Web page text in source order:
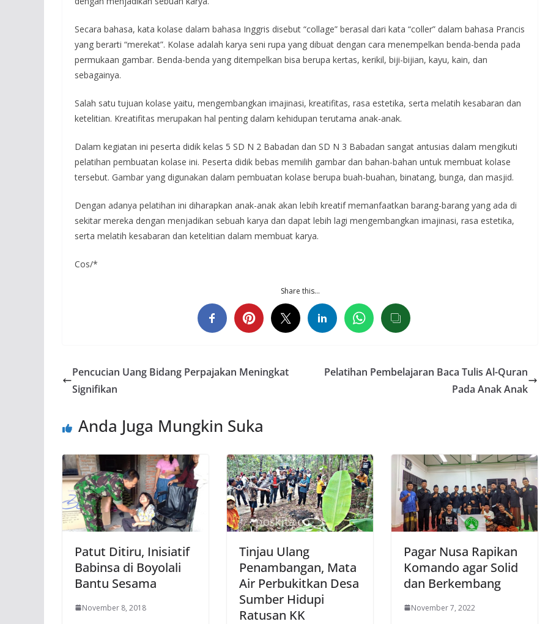
Secara bahasa, kata kolase dalam bahasa Inggris disebut “collage” berasal dari kata “coller” dalam bahasa Prancis
yang berarti “merekat”. Kolase adalah karya seni rupa yang dibuat dengan cara menempelkan benda-benda pada
permukaan gambar. Benda-benda yang ditempelkan bisa berupa kertas, kerikil, biji-bijian, kayu, kain, dan
sebagainya.
Salah satu tujuan kolase yaitu, mengembangkan imajinasi, kreatifitas, rasa estetika, serta melatih kesabaran dan
ketelitian. Kreatifitas merupakan hal penting dalam kehidupan terutama anak-anak.
Dalam kegiatan ini peserta didik kelas 5 SD N 2 Babadan dan SD N 3 Babadan sangat antusias dalam mengikuti
pelatihan pembuatan kolase ini. Peserta didik bebas memilih gambar dan bahan-bahan untuk membuat kolase
tersebut. Gambar yang digunakan dalam pembuatan kolase berupa buah-buahan, binatang, bunga, dan masjid.
Dengan adanya pelatihan ini diharapkan anak-anak akan lebih kreatif memanfaatkan barang-barang yang ada di
sekitar mereka dengan menjadikan sebuah karya dan dapat lebih lagi mengembangkan imajinasi, rasa estetika,
serta melatih kesabaran dan ketelitian dalam membuat karya.
Cos/*
Share this…
Pencucian Uang Bidang Perpajakan Meningkat
Signifikan
Pelatihan Pembelajaran Baca Tulis Al-Quran
Pada Anak Anak
Anda Juga Mungkin Suka
Patut Ditiru, Inisiatif
Babinsa di Boyolali
Bantu Sesama
November 8, 2018
Tinjau Ulang
Penambangan, Mata
Air Perbukitkan Desa
Sumber Hidupi
Ratusan KK
Pagar Nusa Rapikan
Komando agar Solid
dan Berkembang
November 7, 2022